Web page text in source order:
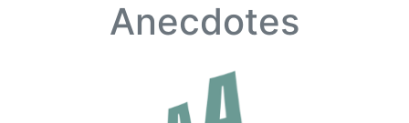
Anecdotes